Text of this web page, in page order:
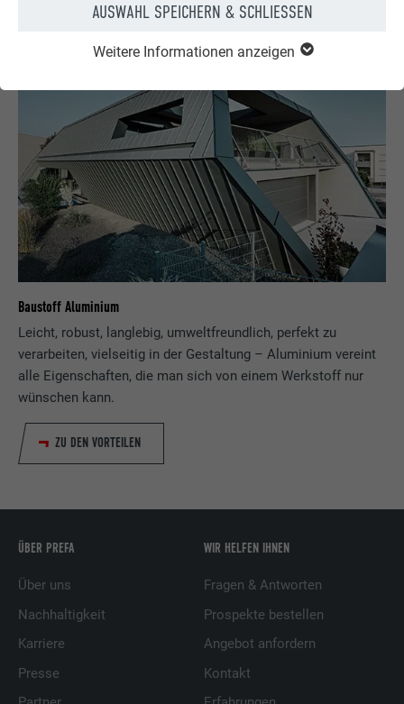
AUSWAHL SPEICHERN & SCHLIESSEN
Weitere Informationen anzeigen
Baustoff Aluminium
Leicht, robust, langlebig, umweltfreundlich, perfekt zu
verarbeiten, vielseitig in der Gestaltung – Aluminium vereint
alle Eigenschaften, die man sich von einem Werkstoff nur
wünschen kann.
ZU DEN VORTEILEN
ÜBER PREFA
Über uns
Nachhaltigkeit
Karriere
Presse
WIR HELFEN IHNEN
Fragen & Antworten
Prospekte bestellen
Angebot anfordern
Kontakt